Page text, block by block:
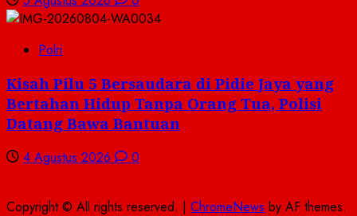
Polri
Kisah Pilu 5 Bersaudara di Pidie Jaya yang
Bertahan Hidup Tanpa Orang Tua, Polisi
Datang Bawa Bantuan
4 Agustus 2026 0
Copyright © All rights reserved. | ChromeNews by AF themes.